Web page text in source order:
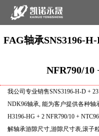
FAG轴承SNS3196-
NFR790/10
我公司专业销售SNS3196-H-D +
NDK96轴承, 能为客户提供各种轴
H3196-HG + 2 NFR790/10 +
解轴承游隙尺寸,游隙尺寸表,滚子